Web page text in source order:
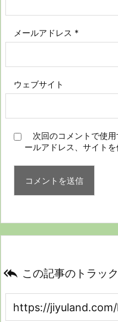
メールアドレス *
ウェブサイト
次回のコメントで使
ールアドレス、サイトを
 この記事のトラッ